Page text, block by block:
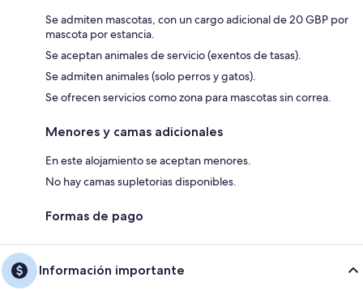
Se admiten mascotas, con un cargo adicional de 20 GBP por
mascota por estancia.
Se aceptan animales de servicio (exentos de tasas).
Se admiten animales (solo perros y gatos).
Se ofrecen servicios como zona para mascotas sin correa.
Menores y camas adicionales
En este alojamiento se aceptan menores.
No hay camas supletorias disponibles.
Formas de pago
Información importante